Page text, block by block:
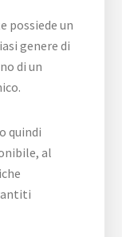
possiede un
genere di
di un
quindi
al